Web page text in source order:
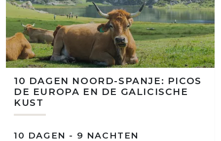
10 DAGEN NOORD-SPANJE: PICOS
DE EUROPA EN DE GALICISCHE
KUST
10 DAGEN - 9 NACHTEN